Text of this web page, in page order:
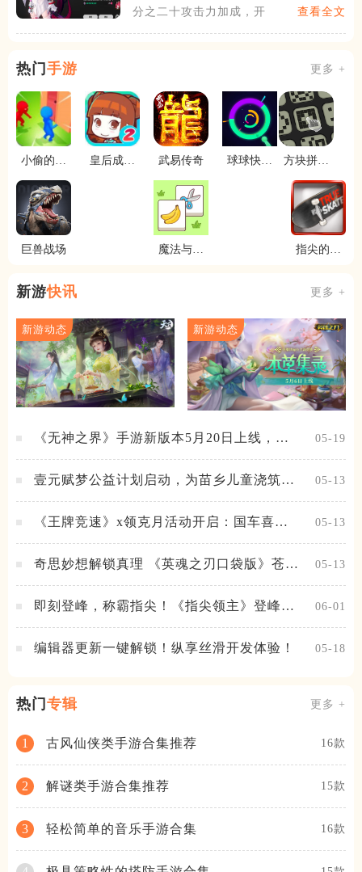
分之二十攻击力加成，开大后
查看全文
热门 手游 更多 +
小偷的搬
皇后成长
武易传奇
球球快行
方块拼到
巨兽战场
魔法与消
指尖的滑
新游快讯 更多 +
新游动态 新游动态
《无神之界》手游新版本5月20日上线，女
05-19
壹元赋梦公益计划启动，为苗乡儿童浇筑梦
05-13
《王牌竞速》x领克月活动开启：国车喜迎
05-13
奇思妙想解锁真理 《英魂之刃口袋版》苍天
05-13
即刻登峰，称霸指尖！《指尖领主》登峰测
06-01
编辑器更新一键解锁！纵享丝滑开发体验！ 05-18
热门 专辑 更多 +
1 古风仙侠类手游合集推荐 16款
2 解谜类手游合集推荐 15款
3 轻松简单的音乐手游合集 16款